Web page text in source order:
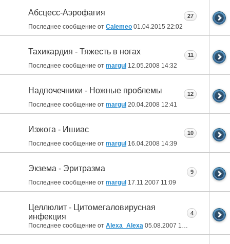
Абсцесс-Аэрофагия
Последнее сообщение от Calemeo 01.04.2015 22:02
27
Тахикардия - Тяжесть в ногах
Последнее сообщение от margul 12.05.2008 14:32
11
Надпочечники - Ножные проблемы
Последнее сообщение от margul 20.04.2008 12:41
12
Изжога - Ишиас
Последнее сообщение от margul 16.04.2008 14:39
10
Экзема - Эритразма
Последнее сообщение от margul 17.11.2007 11:09
9
Целлюлит - Цитомегаловирусная
инфекция
Последнее сообщение от Alexa_Alexa 05.08.2007 16:30
4